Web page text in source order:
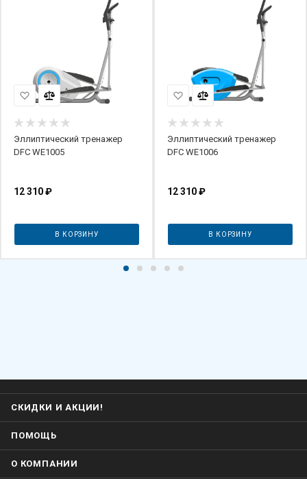
Эллиптический тренажер
DFC WE1005
12 310₽
В КОРЗИНУ
Эллиптический тренажер
DFC WE1006
12 310₽
В КОРЗИНУ
СКИДКИ И АКЦИИ!
ПОМОЩЬ
О КОМПАНИИ